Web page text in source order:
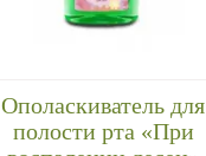
Ополаскиватель для
полости рта «При